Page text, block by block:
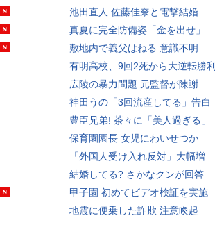
池田直人 佐藤佳奈と電撃結婚
真夏に完全防備姿「金を出せ」
敷地内で義父はねる 意識不明
有明高校、9回2死から大逆転勝利
広陵の暴力問題 元監督が陳謝
神田うの「3回流産してる」告白
豊臣兄弟! 茶々に「美人過ぎる」
保育園園長 女児にわいせつか
「外国人受け入れ反対」大幅増
結婚してる? さかなクンが回答
甲子園 初めてビデオ検証を実施
地震に便乗した詐欺 注意喚起